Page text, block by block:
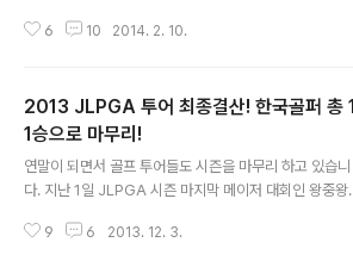
일 첫날 단독선두였던 권수연 선수와 이 날의 출전 선수들
는 짜릿한 승부의 현장! 불꽃 튀는 열기로 가득찼던 WGT
OUR 현장 속으로 함께 가보도록 해요! 골팬 여러분도 아
시다시피 GTOUR는 시뮬레이션 프로 골프 투어인데요.
이번 WGTOUR 윈터시즌 4차대회는 1라운드 통과자와
겨뤘답니다. 64명의 선수들이 2라운드 36홀 스트로크 플
6 10 2014. 2. 10.
2013 JLPGA 투어 최종결산! 한국골퍼 총 1
1승으로 마무리!
연말이 되면서 골프 투어들도 시즌을 마무리 하고 있습니
다. 지난 1일 JLPGA 시즌 마지막 메이저 대회인 왕중왕
장에서 막을 내렸어요~! 올 시즌 LPGA에서도 한국 여자
9 6 2013. 12. 3.